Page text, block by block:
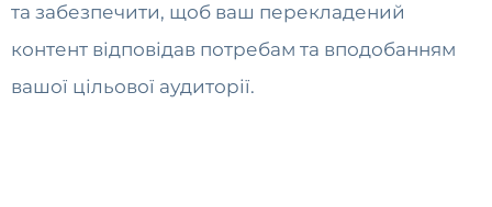
та забезпечити, щоб ваш перекладений
контент відповідав потребам та вподобанням
вашої цільової аудиторії.